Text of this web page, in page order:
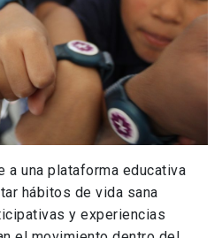
a una plataforma educativa
hábitos de vida sana
y experiencias